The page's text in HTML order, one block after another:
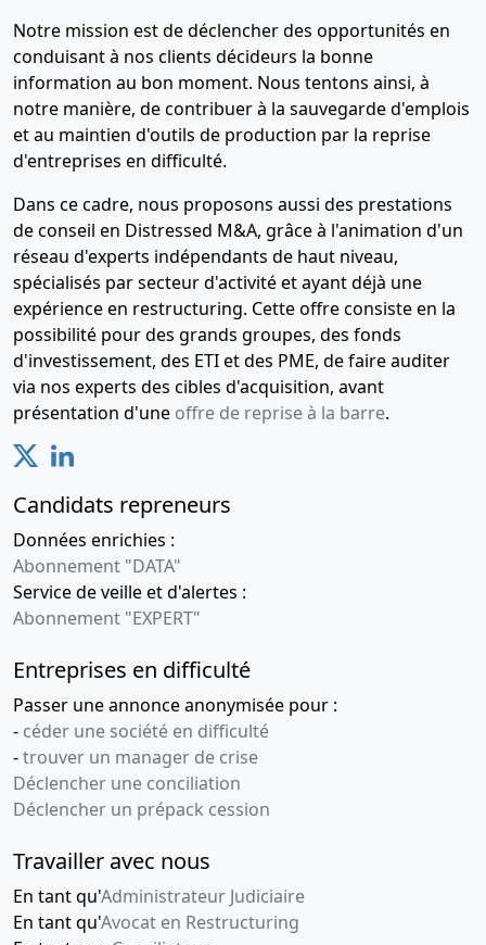
Notre mission est de déclencher des opportunités en
conduisant à nos clients décideurs la bonne
information au bon moment. Nous tentons ainsi, à
notre manière, de contribuer à la sauvegarde d'emplois
et au maintien d'outils de production par la reprise
d'entreprises en difficulté.
Dans ce cadre, nous proposons aussi des prestations
de conseil en Distressed M&A, grâce à l'animation d'un
réseau d'experts indépendants de haut niveau,
spécialisés par secteur d'activité et ayant déjà une
expérience en restructuring. Cette offre consiste en la
possibilité pour des grands groupes, des fonds
d'investissement, des ETI et des PME, de faire auditer
via nos experts des cibles d'acquisition, avant
présentation d'une offre de reprise à la barre.
Candidats repreneurs
Données enrichies :
Abonnement "DATA"
Service de veille et d'alertes :
Abonnement "EXPERT"
Entreprises en difficulté
Passer une annonce anonymisée pour :
- céder une société en difficulté
-trouver un manager de crise
Déclencher une conciliation
Déclencher un prépack cession
Travailler avec nous
En tant qu'Administrateur Judiciaire
En tant qu'Avocat en Restructuring